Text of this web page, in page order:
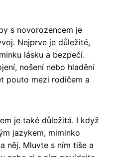
s novorozencem je
Nejprve je důležité,
lásku a bezpečí.
nošení nebo hladění
pouto mezi rodičem a
je také důležitá. I když
jazykem, miminko
něj. Mluvte s ním tiše a